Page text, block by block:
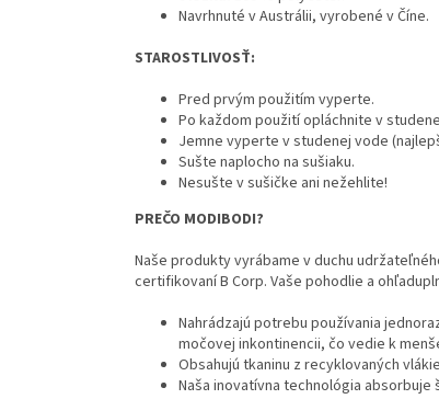
Navrhnuté v Austrálii, vyrobené v Číne.
STAROSTLIVOSŤ:
Pred prvým použitím vyperte.
Po každom použití opláchnite v
Jemne vyperte v studenej vode
Sušte naplocho na sušiaku.
Nesušte v sušičke ani nežehlite!
PREČO MODIBODI?
Naše produkty vyrábame v duchu
certifikovaní B Corp. Vaše pohodlie a
Nahrádzajú potrebu používania
močovej inkontinencii, čo vedie k
Obsahujú tkaninu z recyklovaných
Naša inovatívna technológia